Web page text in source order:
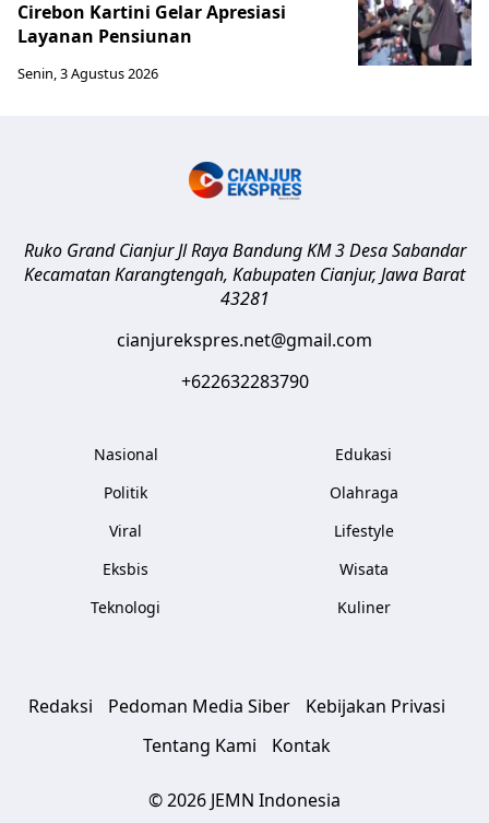
Cirebon Kartini Gelar Apresiasi
Layanan Pensiunan
Senin, 3 Agustus 2026
Ruko Grand Cianjur Jl Raya Bandung KM 3 Desa Sabandar
Kecamatan Karangtengah, Kabupaten Cianjur, Jawa Barat
43281
cianjurekspres.net@gmail.com
+622632283790
Nasional
Politik
Viral
Eksbis
Teknologi
Edukasi
Olahraga
Lifestyle
Wisata
Kuliner
Redaksi Pedoman Media Siber
Kebijakan Privasi
Tentang Kami
Kontak
© 2026 JEMN Indonesia